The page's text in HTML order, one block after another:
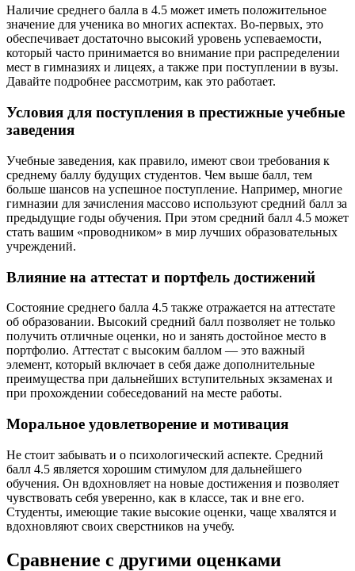
Наличие среднего балла в 4.5 может иметь положительное
значение для ученика во многих аспектах. Во-первых, это
обеспечивает достаточно высокий уровень успеваемости,
который часто принимается во внимание при распределении
мест в гимназиях и лицеях, а также при поступлении в вузы.
Давайте подробнее рассмотрим, как это работает.
Условия для поступления в престижные учебные
заведения
Учебные заведения, как правило, имеют свои требования к
среднему баллу будущих студентов. Чем выше балл, тем
больше шансов на успешное поступление. Например, многие
гимназии для зачисления массово используют средний балл за
предыдущие годы обучения. При этом средний балл 4.5 может
стать вашим «проводником» в мир лучших образовательных
учреждений.
Влияние на аттестат и портфель достижений
Состояние среднего балла 4.5 также отражается на аттестате
об образовании. Высокий средний балл позволяет не только
получить отличные оценки, но и занять достойное место в
портфолио. Аттестат с высоким баллом — это важный
элемент, который включает в себя даже дополнительные
преимущества при дальнейших вступительных экзаменах и
при прохождении собеседований на месте работы.
Моральное удовлетворение и мотивация
Не стоит забывать и о психологический аспекте. Средний
балл 4.5 является хорошим стимулом для дальнейшего
обучения. Он вдохновляет на новые достижения и позволяет
чувствовать себя уверенно, как в классе, так и вне его.
Студенты, имеющие такие высокие оценки, чаще хвалятся и
вдохновляют своих сверстников на учебу.
Сравнение с другими оценками